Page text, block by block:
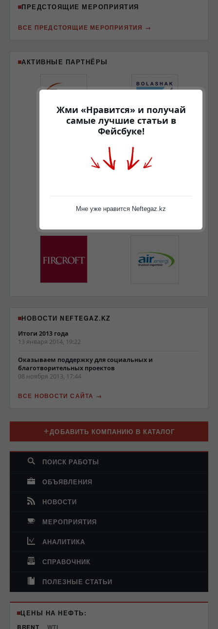
ДОБАВИТЬ КОМПАНИЮ В КАТАЛОГ
ПОИСК РАБОТЫ
ОБЪЯВЛЕНИЯ
НОВОСТИ
МЕРОПРИЯТИЯ
АНАЛИТИКА
СПРАВОЧНИК
ПОЛЕЗНЫЕ СТАТЬИ
ЦЕНЫ НА НЕФТЬ:
BRENT
WTI
ПРЕДСТОЯЩИЕ МЕРОПРИЯТИЯ
ВСЕ ПРЕДСТОЯЩИЕ МЕРОПРИЯТИЯ
АКТИВНЫЕ ПАРТНЁРЫ
НОВОСТИ NEFTEGAZ.KZ
Итоги 2013 года
13 января 2014, 19:22
Оказываем поддержку для социальных и
благотворительных проектов
08 ноября 2013, 17:44
ВСЕ НОВОСТИ САЙТА
Жми «Нравится» и получай
самые лучшие статьи в
Фейсбуке!
Мне уже нравится Neftegaz.kz